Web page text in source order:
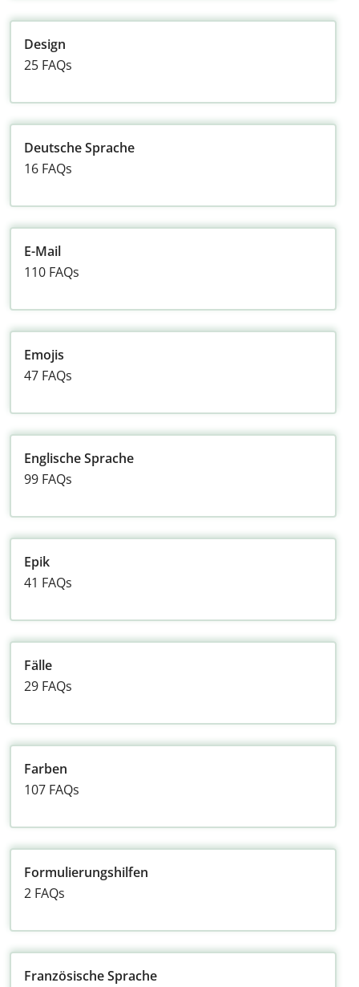
Design
25 FAQs
Deutsche Sprache
16 FAQs
E-Mail
110 FAQs
Emojis
47 FAQs
Englische Sprache
99 FAQs
Epik
41 FAQs
Fälle
29 FAQs
Farben
107 FAQs
Formulierungshilfen
2 FAQs
Französische Sprache